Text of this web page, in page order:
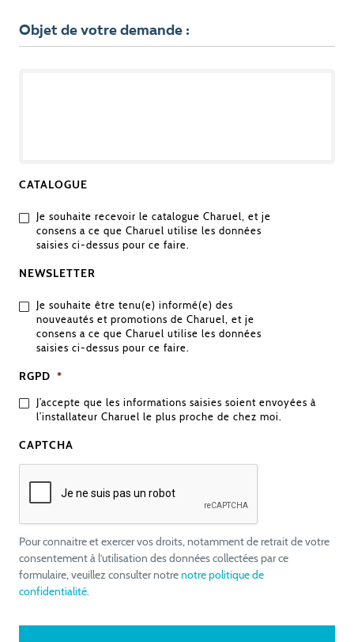
Objet de votre demande :
CATALOGUE
Je souhaite recevoir le catalogue Charuel, et je
consens a ce que Charuel utilise les données
saisies ci-dessus pour ce faire.
NEWSLETTER
Je souhaite être tenu(e) informé(e) des
nouveautés et promotions de Charuel, et je
consens a ce que Charuel utilise les données
saisies ci-dessus pour ce faire.
RGPD *
J’accepte que les informations saisies soient envoyées à
l’installateur Charuel le plus proche de chez moi.
CAPTCHA
Pour connaitre et exercer vos droits, notamment de retrait de votre
consentement à l’utilisation des données collectées par ce
formulaire, veuillez consulter notrenotre politique de
confidentialité.